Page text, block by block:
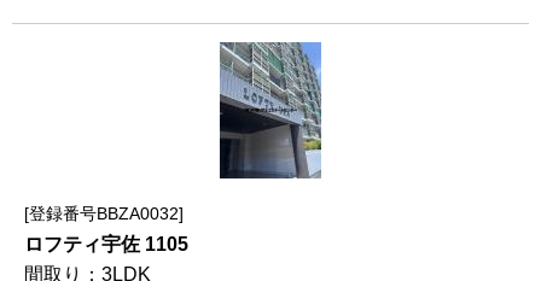
登録番号BBZA0032
ロフティ宇佐 1105
3LDK